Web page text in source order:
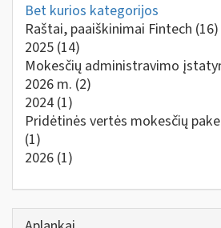
Bet kurios kategorijos
Raštai, paaiškinimai Fintech (16)
2025 (14)
Mokesčių administravimo
2026 m. (2)
2024 (1)
Pridėtinės vertės mokesčių
(1)
2026 (1)